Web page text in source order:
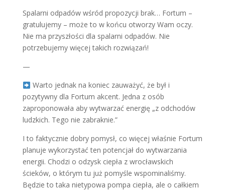
Spalarni odpadów wśród propozycji brak… Fortum –
gratulujemy – może to w końcu otworzy Wam oczy.
Nie ma przyszłości dla spalarni odpadów. Nie
potrzebujemy więcej takich rozwiązań!
—
Warto jednak na koniec zauważyć, że był i
pozytywny dla Fortum akcent. Jedna z osób
zaproponowała aby wytwarzać energię „z odchodów
ludzkich. Tego nie zabraknie.”
I to faktycznie dobry pomysł, co więcej właśnie Fortum
planuje wykorzystać ten potencjał do wytwarzania
energii. Chodzi o odzysk ciepła z wrocławskich
ścieków, o którym tu już pomyśle wspominaliśmy.
Będzie to taka nietypowa pompa ciepła, ale o całkiem